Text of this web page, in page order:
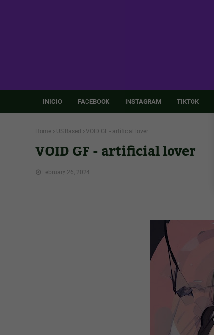
INICIO FACEBOOK INSTAGRAM TIKTOK
Home US Based VOID GF - artificial lover
VOID GF - artificial lover
February 26, 2024